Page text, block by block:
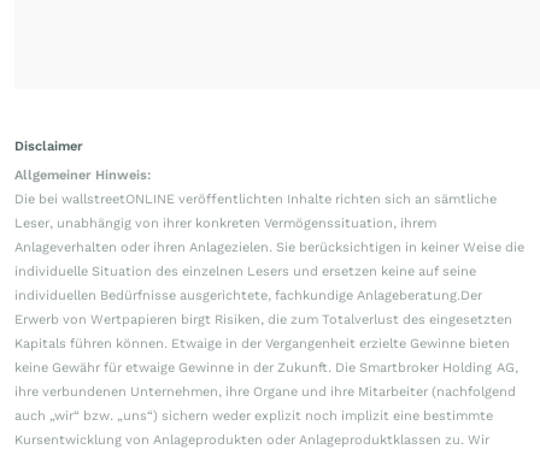
Disclaimer
Allgemeiner Hinweis:
Die bei wallstreetONLINE veröffentlichten Inhalte richten sich an sämtliche
Leser, unabhängig von ihrer konkreten Vermögenssituation, ihrem
Anlageverhalten oder ihren Anlagezielen. Sie berücksichtigen in keiner Weise die
individuelle Situation des einzelnen Lesers und ersetzen keine auf seine
individuellen Bedürfnisse ausgerichtete, fachkundige Anlageberatung.Der
Erwerb von Wertpapieren birgt Risiken, die zum Totalverlust des eingesetzten
Kapitals führen können. Etwaige in der Vergangenheit erzielte Gewinne bieten
keine Gewähr für etwaige Gewinne in der Zukunft. Die Smartbroker Holding AG,
ihre verbundenen Unternehmen, ihre Organe und ihre Mitarbeiter (nachfolgend
auch „wir“ bzw. „uns“) sichern weder explizit noch implizit eine bestimmte
Kursentwicklung von Anlageprodukten oder Anlageproduktklassen zu. Wir